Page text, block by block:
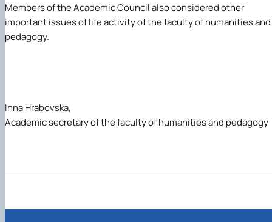
Members of the Academic Council also considered other
important issues of life activityof the faculty of humanities and
pedagogy.
Inna Hrabovska,
Academic secretary of the faculty of humanities and pedagogy